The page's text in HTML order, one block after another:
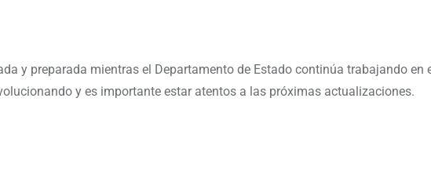
y preparada mientras el Departamento de Estado continúa trabajando en
y es importante estar atentos a las próximas actualizaciones.